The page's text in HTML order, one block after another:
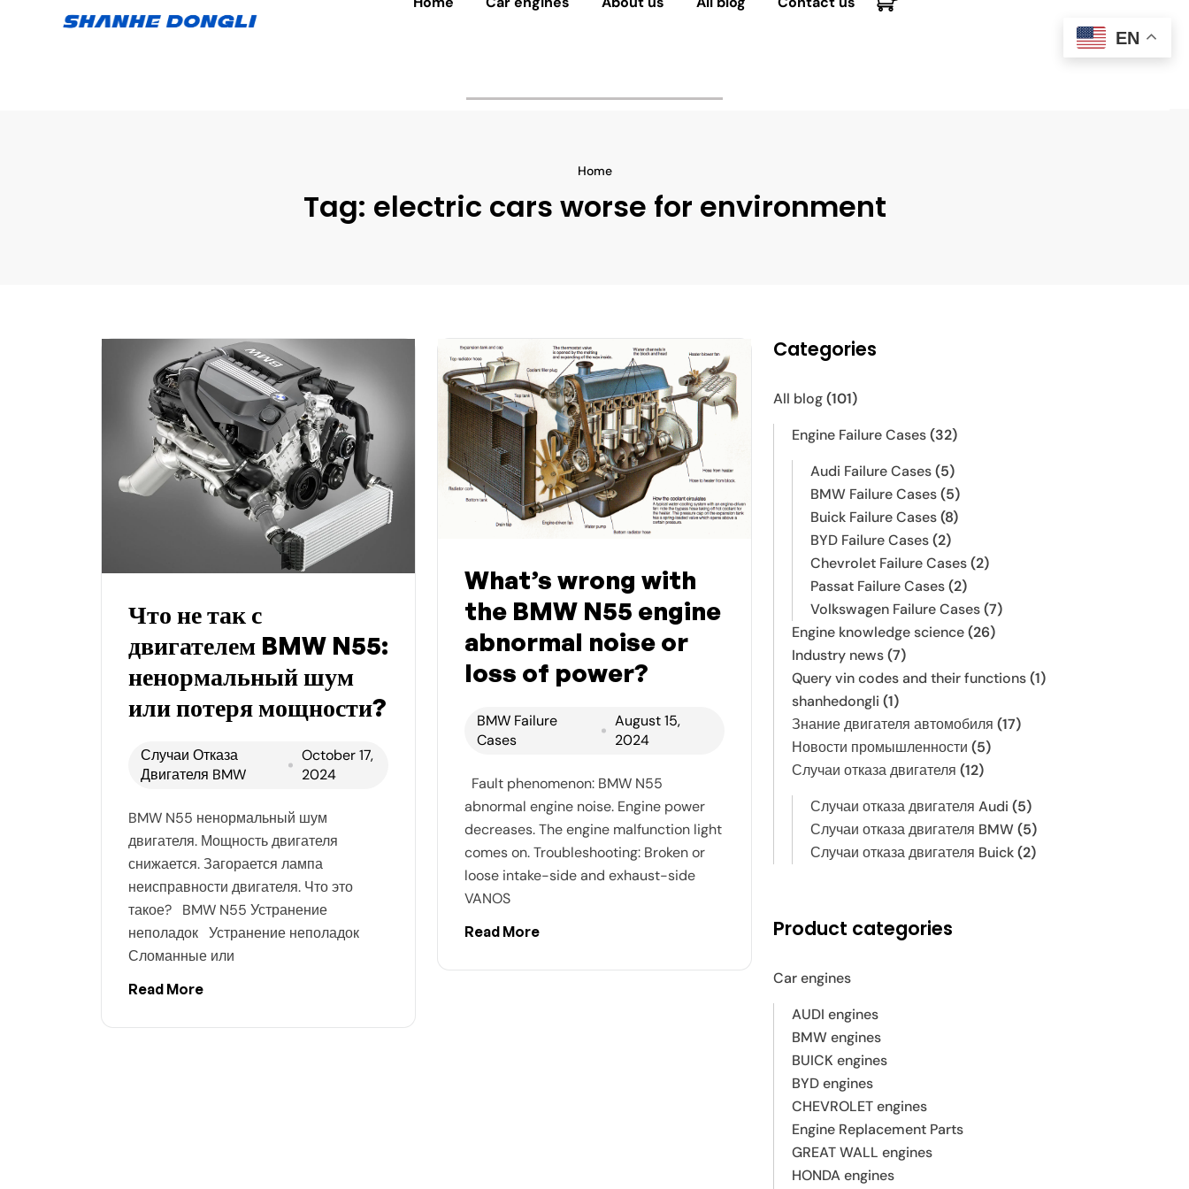
Home
Tag: electric cars worse for environment
Что не так с
двигателем BMW N55:
ненормальный шум
или потеря мощности?
Случаи Отказа
Двигателя BMW
October 17,
2024
BMW N55 ненормальный шум
двигателя. Мощность двигателя
снижается. Загорается лампа
неисправности двигателя. Что это
такое? BMW N55 Устранение
неполадок Устранение неполадок
Сломанные или
Read More
What’s wrong with
the BMW N55 engine
abnormal noise or
loss of power?
BMW Failure
Cases
August 15,
2024
Fault phenomenon: BMW N55
abnormal engine noise. Engine power
decreases. The engine malfunction light
comes on. Troubleshooting: Broken or
loose intake-side and exhaust-side
VANOS
Read More
Categories
All blog(101)
Engine Failure Cases(32)
Audi Failure Cases(5)
BMW Failure Cases(5)
Buick Failure Cases(8)
BYD Failure Cases(2)
Chevrolet Failure Cases(2)
Passat Failure Cases(2)
Volkswagen Failure Cases(7)
Engine knowledge science(26)
Industry news(7)
Query vin codes and their functions(1)
shanhedongli (1)
Знание двигателя автомобиля (17)
Новости промышленности (5)
Случаи отказа двигателя (12)
Случаи отказа двигателя Audi (5)
Случаи отказа двигателя BMW(5)
Случаи отказа двигателя Buick(2)
Product categories
Car engines
AUDI engines
BMW engines
BUICK engines
BYD engines
CHEVROLET engines
Engine Replacement Parts
GREAT WALL engines
HONDA engines
EN